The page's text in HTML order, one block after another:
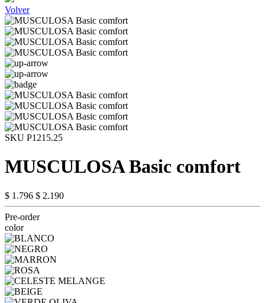
Volver
SKU P1215.25
MUSCULOSA Basic comfort
$ 1.796 $ 2.190
Pre-order
color